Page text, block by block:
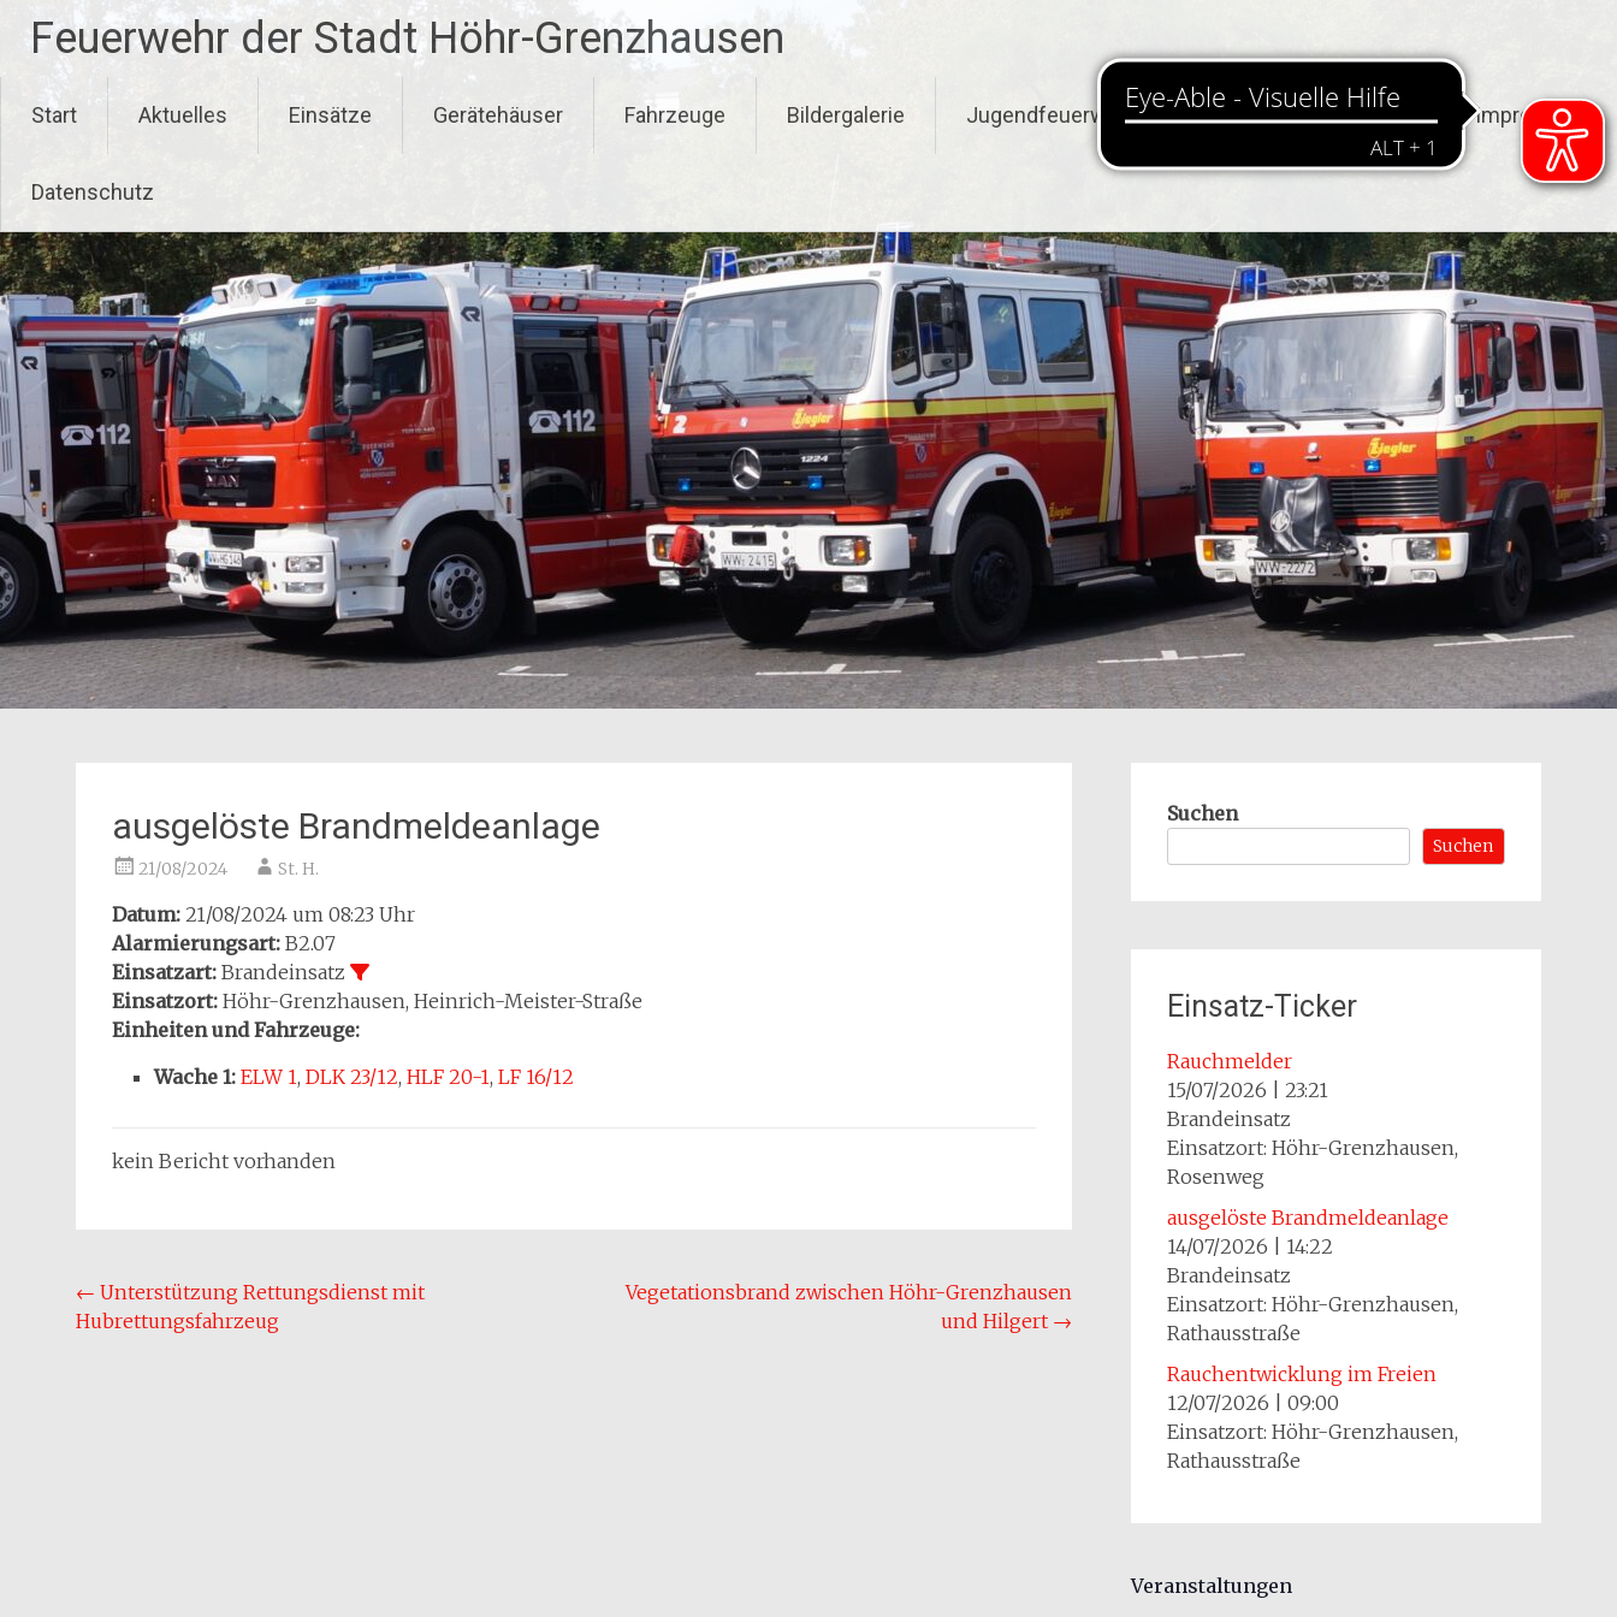
Inhalt
springen
Feuerwehr der Stadt Höhr-Grenzhausen
Start Aktuelles Einsätze Gerätehäuser Fahrzeuge Bildergalerie Jugendfeuerwehr Termine Kontakt Impressum
Datenschutz
ausgelöste Brandmeldeanlage
21/08/2024 St. H.
Datum: 21/08/2024 um 08:23 Uhr
Alarmierungsart: B2.07
Einsatzart: Brandeinsatz
Einsatzort: Höhr-Grenzhausen, Heinrich-Meister-Straße
Einheiten und Fahrzeuge:
Wache 1: ELW 1, DLK 23/12, HLF 20-1, LF 16/12
kein Bericht vorhanden
Beitragsnavigation
← Unterstützung Rettungsdienst mit
Hubrettungsfahrzeug
Vegetationsbrand zwischen Höhr-Grenzhausen
und Hilgert →
Suchen
Suchen
Einsatz-Ticker
Rauchmelder
15/07/2026
23:21
Brandeinsatz
Einsatzort: Höhr-Grenzhausen,
Rosenweg
ausgelöste Brandmeldeanlage
14/07/2026
14:22
Brandeinsatz
Einsatzort: Höhr-Grenzhausen,
Rathausstraße
Rauchentwicklung im Freien
12/07/2026
09:00
Einsatzort: Höhr-Grenzhausen,
Rathausstraße
Veranstaltungen